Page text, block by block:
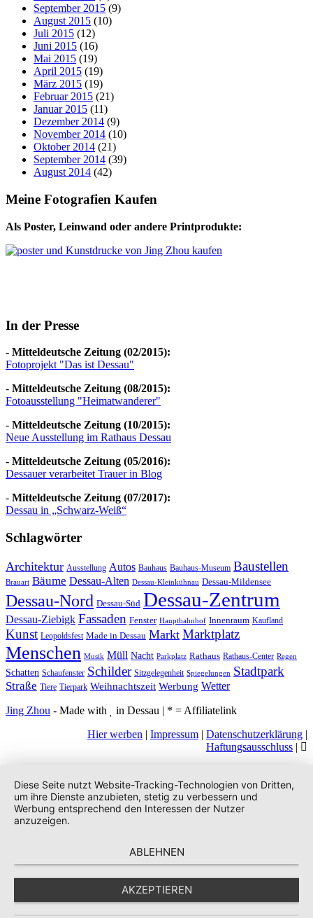
September 2015 (9)
August 2015 (10)
Juli 2015 (12)
Juni 2015 (16)
Mai 2015 (19)
April 2015 (19)
März 2015 (19)
Februar 2015 (21)
Januar 2015 (11)
Dezember 2014 (9)
November 2014 (10)
Oktober 2014 (21)
September 2014 (39)
August 2014 (42)
Meine Fotografien Kaufen
Als Poster, Leinwand oder andere Printprodukte:
In der Presse
- Mitteldeutsche Zeitung (02/2015):
Fotoprojekt "Das ist Dessau"
- Mitteldeutsche Zeitung (08/2015):
Fotoausstellung "Heimatwanderer"
- Mitteldeutsche Zeitung (10/2015):
Neue Ausstellung im Rathaus Dessau
- Mitteldeutsche Zeitung (05/2016):
Dessauer verarbeitet Trauer in Blog
- Mitteldeutsche Zeitung (07/2017):
Dessau in „Schwarz-Weiß“
Schlagwörter
Architektur Ausstellung Autos Bauhaus Bauhaus-Museum Baustellen
Brauart Bäume Dessau-Alten Dessau-Kleinkühnau Dessau-Mildensee
Dessau-Nord Dessau-Süd Dessau-Zentrum
Dessau-Ziebigk Fassaden Fenster Hauptbahnhof Innenraum Kaufland
Kunst Leopoldsfest Made in Dessau Markt Marktplatz
Menschen Musik Müll Nacht Parkplatz Rathaus Rathaus-Center Regen
Schatten Schaufenster Schilder Sitzgelegenheit Spiegelungen Stadtpark
Straße Tiere Tierpark Weihnachtszeit Werbung Wetter
Jing Zhou - Made with
in Dessau | * = Affiliatelink
Hier werben | Impressum | Datenschutzerklärung |
Haftungsausschluss |
Diese Seite nutzt Website-Tracking-Technologien von Dritten,
um ihre Dienste anzubieten, stetig zu verbessern und
Werbung entsprechend den Interessen der Nutzer
anzuzeigen.
ABLEHNEN
AKZEPTIEREN